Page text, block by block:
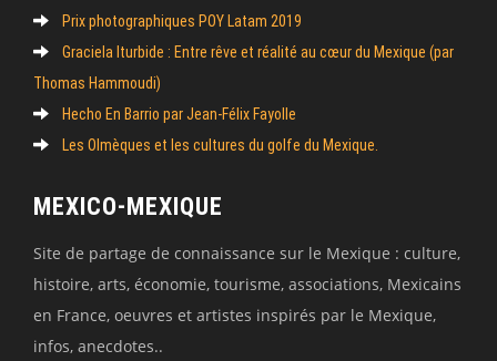
Prix photographiques POY Latam 2019
Graciela Iturbide : Entre rêve et réalité au cœur du Mexique (par
Thomas Hammoudi)
Hecho En Barrio par Jean-Félix Fayolle
Les Olmèques et les cultures du golfe du Mexique.
MEXICO-MEXIQUE
Site de partage de connaissance sur le Mexique : culture,
histoire, arts, économie, tourisme, associations, Mexicains
en France, oeuvres et artistes inspirés par le Mexique,
infos, anecdotes..